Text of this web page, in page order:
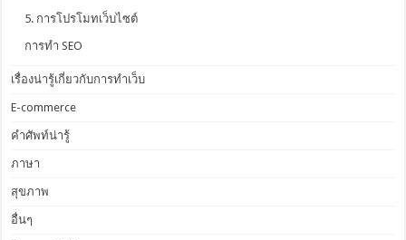
5. การโปรโมทเว็บไซต์
การทำ SEO
เรื่องน่ารู้เกี่ยวกับการทำเว็บ
E-commerce
คำศัพท์น่ารู้
ภาษา
สุขภาพ
อื่นๆ